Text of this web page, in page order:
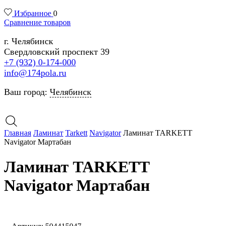
Избранное 0
Сравнение товаров
г. Челябинск
Свердловский проспект 39
+7 (932) 0-174-000
info@174pola.ru
Ваш город: Челябинск
Главная Ламинат Tarkett Navigator Ламинат TARKETT
Navigator Мартабан
Ламинат TARKETT
Navigator Мартабан